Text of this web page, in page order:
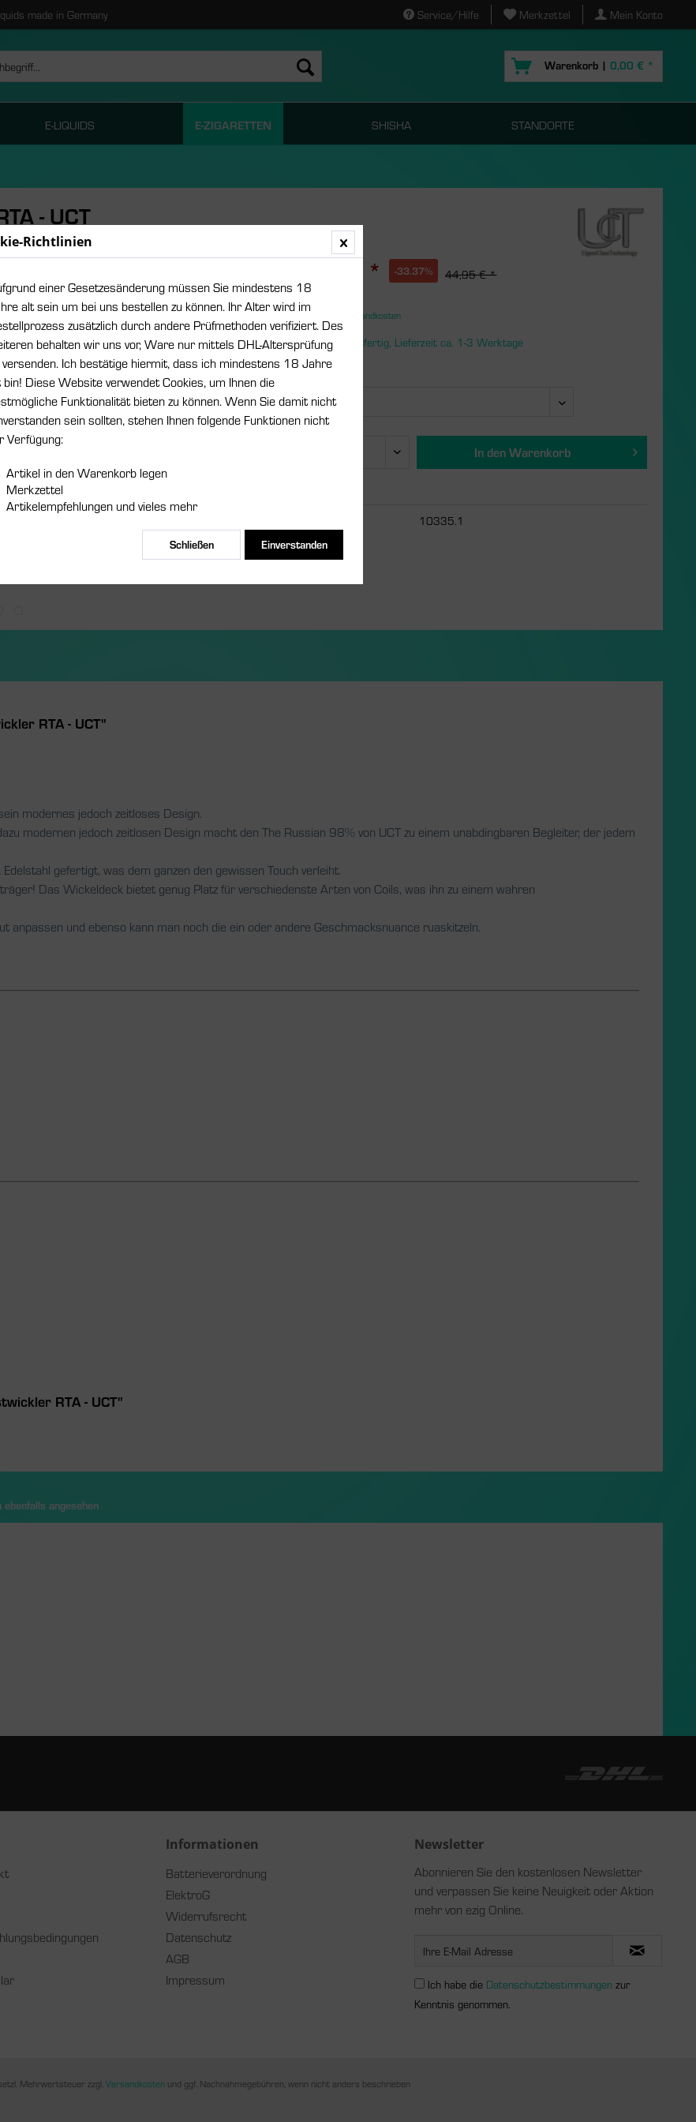
made in Germany Service/Hilfe Merkzettel Mein Konto
Warenkorb | 0,00 € *
E-LIQUIDS E-ZIGARETTEN SHISHA STANDORTE
- UCT
29,95 € *
-33.37% 44,95 € *
inkl. MwSt.
zzgl. Versandkosten
Sofort versandfertig, Lieferzeit ca. 1-3 Werktage
In denWarenkorb
10335.1
RTA - UCT"
modernes jedoch zeitloses Design.
modernen jedoch zeitlosen Design macht den The Russian 98% von UCT zu einem unabdingbaren Begleiter, der jedem
gefertigt, was dem ganzen den gewissen Touch verleiht.
Das Wickeldeck bietet genug Platz für verschiedenste Arten von Coils, was ihn zu einem wahren
und ebenso kann man noch die ein oder andere Geschmacksnuance ruaskitzeln.
RTA - UCT"
ebenfalls angesehen
Informationen
Batterieverordnung
ElektroG
Widerrufsrecht
Datenschutz
AGB
Impressum
Newsletter
Abonnieren Sie den kostenlosen Newsletter
und verpassen Sie keine Neuigkeit oder Aktion
mehr von ezig Online.
Ich habe die Datenschutzbestimmungen zur
Kenntnis genommen.
Mehrwertsteuer zzgl. Versandkosten und ggf. Nachnahmegebühren, wenn nicht anders beschrieben
Richtlinien
einer Gesetzesänderung müssen Sie mindestens 18
alt sein um bei uns bestellen zu können. Ihr Alter wird im
zusätzlich durch andere Prüfmethoden verifiziert. Des
behalten wir uns vor, Ware nur mittels DHL-Altersprüfung
versenden. Ich bestätige hiermit, dass ich mindestens 18 Jahre
bin! Diese Website verwendet Cookies, um Ihnen die
Funktionalität bieten zu können. Wenn Sie damit nicht
sein sollten, stehen Ihnen folgende Funktionen nicht
Verfügung:
Artikel in den Warenkorb legen
Merkzettel
Artikelempfehlungen und vieles mehr
Einverstanden
Schließen